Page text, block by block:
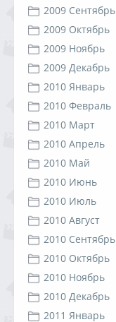
2009 Сентябрь
2009 Октябрь
2009 Ноябрь
2009 Декабрь
2010 Январь
2010 Февраль
2010 Март
2010 Апрель
2010 Май
2010 Июнь
2010 Июль
2010 Август
2010 Сентябрь
2010 Октябрь
2010 Ноябрь
2010 Декабрь
2011 Январь